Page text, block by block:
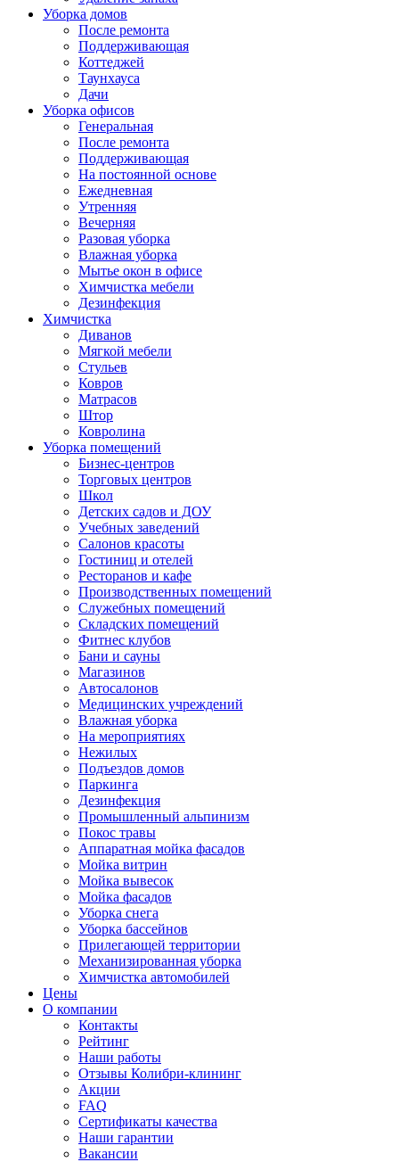
Уборка домов
После ремонта
Поддерживающая
Коттеджей
Таунхауса
Дачи
Уборка офисов
Генеральная
После ремонта
Поддерживающая
На постоянной основе
Ежедневная
Утренняя
Вечерняя
Разовая уборка
Влажная уборка
Мытье окон в офисе
Химчистка мебели
Дезинфекция
Химчистка
Диванов
Мягкой мебели
Стульев
Ковров
Матрасов
Штор
Ковролина
Уборка помещений
Бизнес-центров
Торговых центров
Школ
Детских садов и ДОУ
Учебных заведений
Салонов красоты
Гостиниц и отелей
Ресторанов и кафе
Производственных помещений
Служебных помещений
Складских помещений
Фитнес клубов
Бани и сауны
Магазинов
Автосалонов
Медицинских учреждений
Влажная уборка
На мероприятиях
Нежилых
Подъездов домов
Паркинга
Дезинфекция
Промышленный альпинизм
Покос травы
Аппаратная мойка фасадов
Мойка витрин
Мойка вывесок
Мойка фасадов
Уборка снега
Уборка бассейнов
Прилегающей территории
Механизированная уборка
Химчистка автомобилей
Цены
О компании
Контакты
Рейтинг
Наши работы
Отзывы Колибри-клининг
Акции
FAQ
Сертификаты качества
Наши гарантии
Вакансии